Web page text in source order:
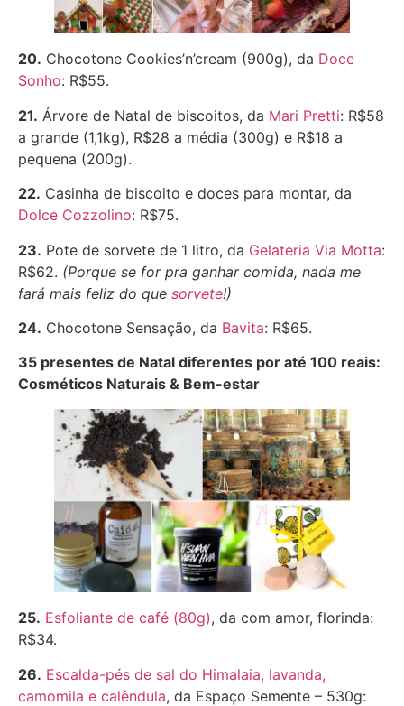
20. Chocotone Cookies’n’cream (900g), da Doce
Sonho: R$55.
21. Árvore de Natal de biscoitos, da Mari Pretti: R$58
a grande (1,1kg), R$28 a média (300g) e R$18 a
pequena (200g).
22. Casinha de biscoito e doces para montar, da
Dolce Cozzolino: R$75.
23. Pote de sorvete de 1 litro, da Gelateria Via Motta:
R$62. (Porque se for pra ganhar comida, nada me
fará mais feliz do que sorvete!)
24. Chocotone Sensação, da Bavita: R$65.
35 presentes de Natal diferentes por até 100 reais:
Cosméticos Naturais & Bem-estar
25. Esfoliante de café (80g), da com amor, florinda:
R$34.
26. Escalda-pés de sal do Himalaia, lavanda,
camomila e calêndula, da Espaço Semente – 530g: